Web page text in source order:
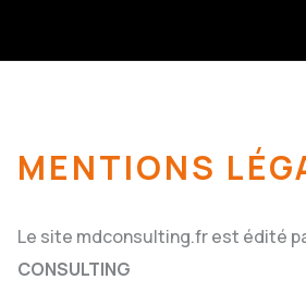
MENTIONS
Le site mdconsulting.fr est édité
CONSULTING